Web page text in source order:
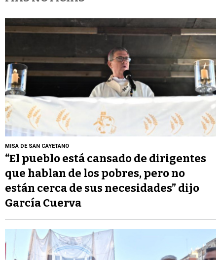
MISA DE SAN CAYETANO
“El pueblo está cansado de dirigentes
que hablan de los pobres, pero no
están cerca de sus necesidades” dijo
García Cuerva